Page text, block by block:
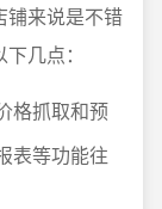
铺来说是不错
几点：
格抓取和预
表等功能往